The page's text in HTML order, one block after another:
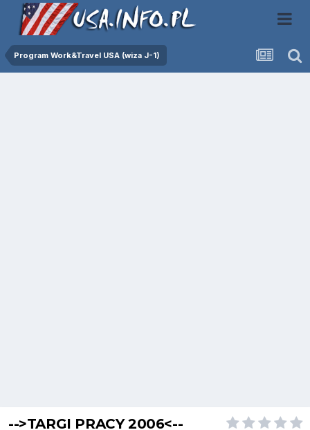
Program Work&Travel USA (wiza J-1)
-->TARGI PRACY 2006<--